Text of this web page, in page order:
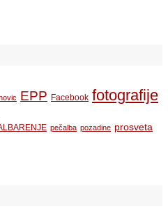
EPP Facebook fotografije
pečalba pozadine prosveta